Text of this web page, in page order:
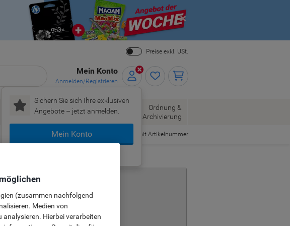
Close
Preise exkl. USt.
Mein Konto
Anmelden/Registrieren
Sichern Sie sich Ihre exklusiven
Angebote – jetzt anmelden.
Mein Konto
Tinte &
Papier, Versand
& Pakete
Bürobedarf
Ordnung &
Archivierung
Bestellen mit Artikelnummer
(zusammen nachfolgend
Medien von
Hierbei verarbeiten